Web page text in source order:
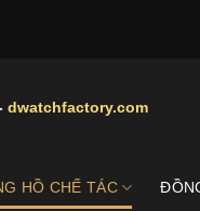
dwatchfactory.com
HỒ CHẾ TÁC